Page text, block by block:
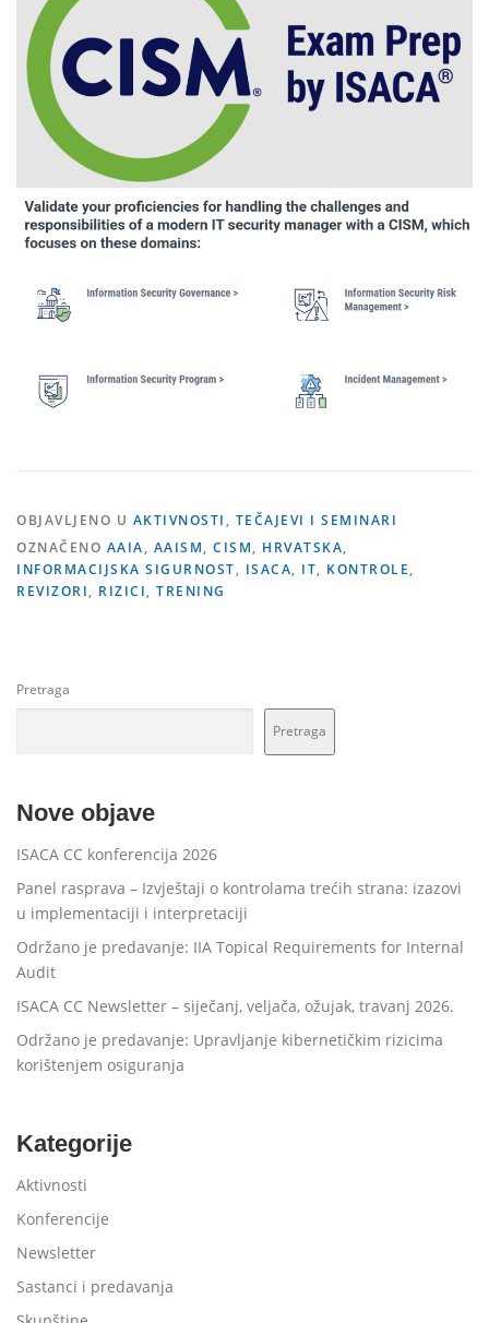
OBJAVLJENO U AKTIVNOSTI , TEČAJEVI I SEMINARI
OZNAČENO AAIA, AAISM, CISM, HRVATSKA,
INFORMACIJSKA SIGURNOST, ISACA, IT, KONTROLE,
REVIZORI, RIZICI, TRENING
Pretraga
Pretraga
Nove objave
ISACA CC konferencija 2026
Panel rasprava – Izvještaji o kontrolama trećih strana: izazovi
u implementaciji i interpretaciji
Održano je predavanje: IIA Topical Requirements for Internal
Audit
ISACA CC Newsletter – siječanj, veljača, ožujak, travanj 2026.
Održano je predavanje: Upravljanje kibernetičkim rizicima
korištenjem osiguranja
Kategorije
Aktivnosti
Konferencije
Newsletter
Sastanci i predavanja